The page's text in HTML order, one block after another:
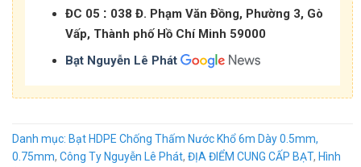
ĐC 05 : 038 Đ. Phạm Văn Đồng, Phường 3, Gò
Vấp, Thành phố Hồ Chí Minh 59000
Bạt Nguyễn Lê Phát
Danh mục: Bạt HDPE Chống Thấm Nước Khổ 6m Dày 0.5mm,
0.75mm, Công Ty Nguyễn Lê Phát, ĐỊA ĐIỂM CUNG CẤP BẠT, Hình